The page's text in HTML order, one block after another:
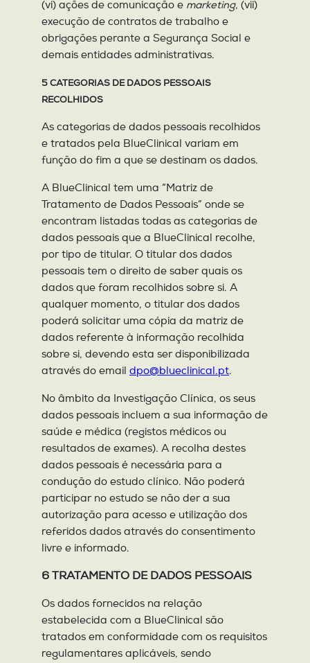
(vi) ações de comunicação e marketing, (vii)
execução de contratos de trabalho e
obrigações perante a Segurança Social e
demais entidades administrativas.
5 CATEGORIAS DE DADOS PESSOAIS
RECOLHIDOS
As categorias de dados pessoais recolhidos
e tratados pela BlueClinical variam em
função do fim a que se destinam os dados.
A BlueClinical tem uma “Matriz de
Tratamento de Dados Pessoais” onde se
encontram listadas todas as categorias de
dados pessoais que a BlueClinical recolhe,
por tipo de titular. O titular dos dados
pessoais tem o direito de saber quais os
dados que foram recolhidos sobre si. A
qualquer momento, o titular dos dados
poderá solicitar uma cópia da matriz de
dados referente à informação recolhida
sobre si, devendo esta ser disponibilizada
através do emaildpo@blueclinical.pt.
No âmbito da Investigação Clínica, os seus
dados pessoais incluem a sua informação de
saúde e médica (registos médicos ou
resultados de exames). A recolha destes
dados pessoais é necessária para a
condução do estudo clínico. Não poderá
participar no estudo se não der a sua
autorização para acesso e utilização dos
referidos dados através do consentimento
livre e informado.
6 TRATAMENTO DE DADOS PESSOAIS
Os dados fornecidos na relação
estabelecida com a BlueClinical são
tratados em conformidade com os requisitos
regulamentares aplicáveis, sendo